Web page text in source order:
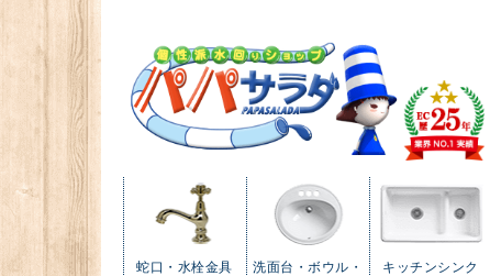
蛇口・水栓金具
洗面台・ボウル・
キッチンシンク